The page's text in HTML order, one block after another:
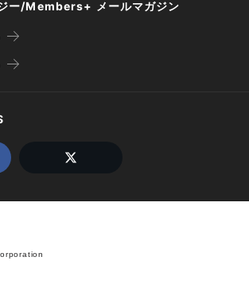
ー/Members+ メールマガジン